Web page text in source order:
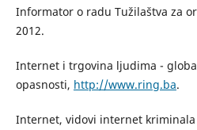
Informator o radu Tužilaštva za
2012.
Internet i trgovina ljudima -
opasnosti, http://www.ring.ba.
Internet, vidovi internet kriminala